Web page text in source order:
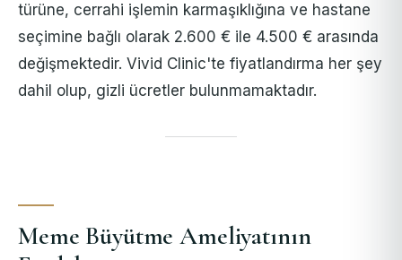
türüne, cerrahi işlemin karmaşıklığına ve hastane
seçimine bağlı olarak 2.600 € ile 4.500 € arasında
değişmektedir. Vivid Clinic'te fiyatlandırma her şey
dahil olup, gizli ücretler bulunmamaktadır.
Meme Büyütme Ameliyatının